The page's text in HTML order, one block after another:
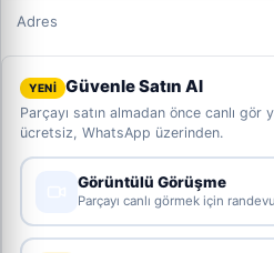
Adres
YENİ Güvenle Satın Al
Parçayı satın almadan önce canlı
ücretsiz, WhatsApp üzerinden.
Görüntülü Görüşme
Parçayı canlı görmek için